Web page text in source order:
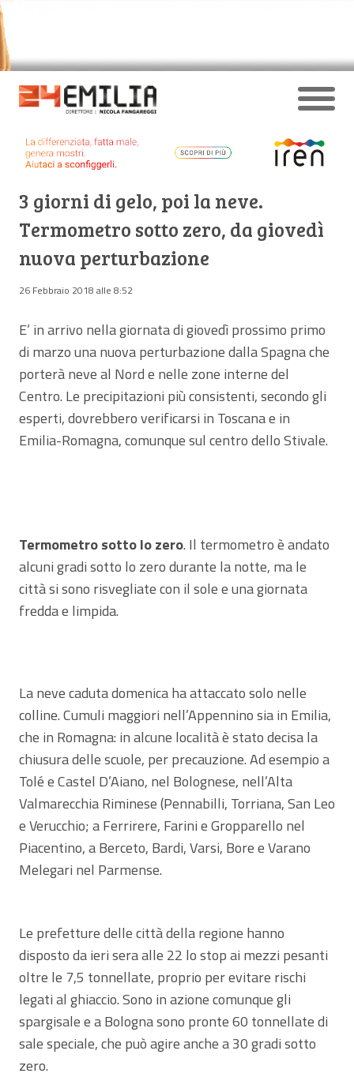
3 giorni di gelo, poi la neve.
Termometro sotto zero, da giovedì
nuova perturbazione
26 Febbraio 2018 alle 8:52
E’ in arrivo nella giornata di giovedì prossimo primo
di marzo una nuova perturbazione dalla Spagna che
porterà neve al Nord e nelle zone interne del
Centro. Le precipitazioni più consistenti, secondo gli
esperti, dovrebbero verificarsi in Toscana e in
Emilia-Romagna, comunque sul centro dello Stivale.
Termometro sotto lo zero. Il termometro è andato
alcuni gradi sotto lo zero durante la notte, ma le
città si sono risvegliate con il sole e una giornata
fredda e limpida.
La neve caduta domenica ha attaccato solo nelle
colline. Cumuli maggiori nell’Appennino sia in Emilia,
che in Romagna: in alcune località è stato decisa la
chiusura delle scuole, per precauzione. Ad esempio a
Tolé e Castel D’Aiano, nel Bolognese, nell’Alta
Valmarecchia Riminese (Pennabilli, Torriana, San Leo
e Verucchio; a Ferrirere, Farini e Gropparello nel
Piacentino, a Berceto, Bardi, Varsi, Bore e Varano
Melegari nel Parmense.
Le prefetture delle città della regione hanno
disposto da ieri sera alle 22 lo stop ai mezzi pesanti
oltre le 7,5 tonnellate, proprio per evitare rischi
legati al ghiaccio. Sono in azione comunque gli
spargisale e a Bologna sono pronte 60 tonnellate di
sale speciale, che può agire anche a 30 gradi sotto
zero.